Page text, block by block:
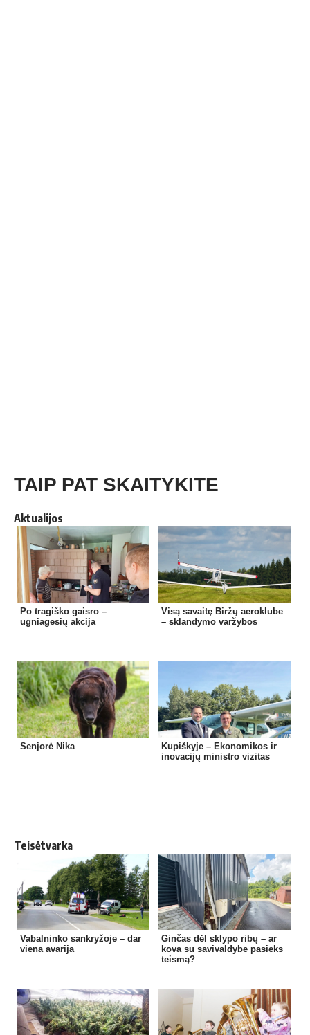
TAIP PAT SKAITYKITE
Aktualijos
Po tragiško gaisro –
ugniagesių akcija
Visą savaitę Biržų aeroklube
– sklandymo varžybos
Senjorė Nika
Kupiškyje – Ekonomikos ir
inovacijų ministro vizitas
Teisėtvarka
Vabalninko sankryžoje – dar
viena avarija
Ginčas dėl sklypo ribų – ar
kova su savivaldybe pasieks
teismą?